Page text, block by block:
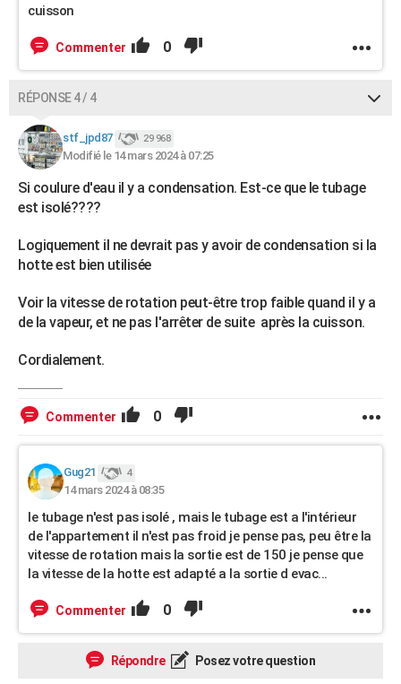
cuisson
Commenter 0
RÉPONSE 4 / 4
stf_jpd87 29 968
Modifié le 14 mars 2024 à 07:25
Si coulure d'eau il y a condensation. Est-ce que le tubage
est isolé????
Logiquement il ne devrait pas y avoir de condensation si la
hotte est bien utilisée
Voir la vitesse de rotation peut-être trop faible quand il y a
de la vapeur, et ne pas l'arrêter de suite après la cuisson.
Cordialement.
Commenter 0
Gug21 4
14 mars 2024 à 08:35
le tubage n'est pas isolé , mais le tubage est a l'intérieur
de l'appartement il n'est pas froid je pense pas, peu être la
vitesse de rotation mais la sortie est de 150 je pense que
la vitesse de la hotte est adapté a la sortie d evac...
Commenter 0
Répondre Posez votre question